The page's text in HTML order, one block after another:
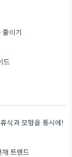
이기
드
식과 모험을 동시에!
트렌드